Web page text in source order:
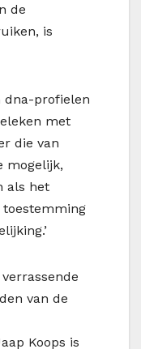
de
is
dna-profielen
met
die van
mogelijk,
als het
toestemming
van de
Koops is